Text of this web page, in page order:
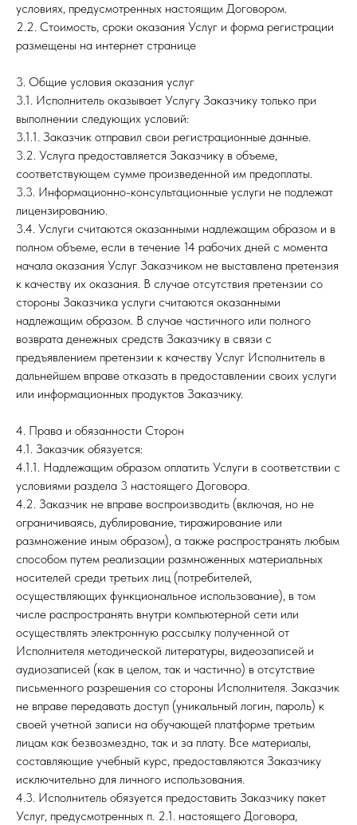
условиях, предусмотренных настоящим Договором.
2.2. Стоимость, сроки оказания Услуг и форма регистрации
размещены на интернет странице
3. Общие условия оказания услуг
3.1. Исполнитель оказывает Услугу Заказчику только при
выполнении следующих условий:
3.1.1. Заказчик отправил свои регистрационные данные.
3.2. Услуга предоставляется Заказчику в объеме,
соответствующем сумме произведенной им предоплаты.
3.3. Информационно-консультационные услуги не подлежат
лицензированию.
3.4. Услуги считаются оказанными надлежащим образом и в
полном объеме, если в течение 14 рабочих дней с момента
начала оказания Услуг Заказчиком не выставлена претензия
к качеству их оказания. В случае отсутствия претензии со
стороны Заказчика услуги считаются оказанными
надлежащим образом. В случае частичного или полного
возврата денежных средств Заказчику в связи с
предъявлением претензии к качеству Услуг Исполнитель в
дальнейшем вправе отказать в предоставлении своих услуги
или информационных продуктов Заказчику.
4. Права и обязанности Сторон
4.1. Заказчик обязуется:
4.1.1. Надлежащим образом оплатить Услуги в соответствии с
условиями раздела 3 настоящего Договора.
4.2. Заказчик не вправе воспроизводить (включая, но не
ограничиваясь, дублирование, тиражирование или
размножение иным образом), а также распространять любым
способом путем реализации размноженных материальных
носителей среди третьих лиц (потребителей,
осуществляющих функциональное использование), в том
числе распространять внутри компьютерной сети или
осуществлять электронную рассылку полученной от
Исполнителя методической литературы, видеозаписей и
аудиозаписей (как в целом, так и частично) в отсутствие
письменного разрешения со стороны Исполнителя. Заказчик
не вправе передавать доступ (уникальный логин, пароль) к
своей учетной записи на обучающей платформе третьим
лицам как безвозмездно, так и за плату. Все материалы,
составляющие учебный курс, предоставляются Заказчику
исключительно для личного использования.
4.3. Исполнитель обязуется предоставить Заказчику пакет
Услуг, предусмотренных п. 2.1. настоящего Договора,